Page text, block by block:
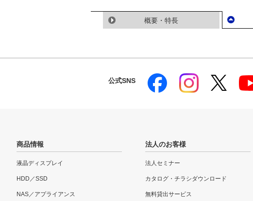
概要・特長
公式SNS
商品情報
液晶ディスプレイ
HDD／SSD
NAS／アプライアンス
法人のお客様
法人セミナー
カタログ・チラシダウンロード
無料貸出サービス